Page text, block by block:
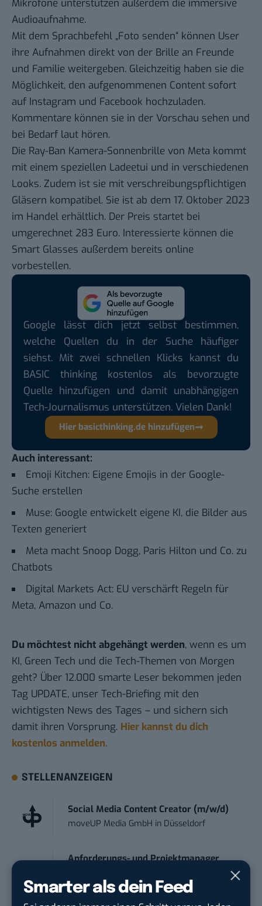
Smarter als dein Feed
Mikrofone unterstützen außerdem die immersive
Audioaufnahme.
Mit dem Sprachbefehl „Foto senden“ können User
ihre Aufnahmen direkt von der Brille an Freunde
und Familie weitergeben. Gleichzeitig haben sie die
Möglichkeit, den aufgenommenen Content sofort
auf Instagram und Facebook hochzuladen.
Kommentare können sie in der Vorschau sehen und
bei Bedarf laut hören.
Die Ray-Ban Kamera-Sonnenbrille von Meta kommt
mit einem speziellen Ladeetui und in verschiedenen
Looks. Zudem ist sie mit verschreibungspflichtigen
Gläsern kompatibel. Sie ist ab dem 17. Oktober 2023
im Handel erhältlich. Der Preis startet bei
umgerechnet 283 Euro. Interessierte können die
Smart Glasses außerdem bereits online
vorbestellen.
Google lässt dich jetzt selbst bestimmen,
welche Quellen du in der Suche häufiger
siehst. Mit zwei schnellen Klicks kannst du
BASIC thinking kostenlos als bevorzugte
Quelle hinzufügen und damit unabhängigen
Tech-Journalismus unterstützen. Vielen Dank!
Hier basicthinking.de hinzufügen
Auch interessant:
Emoji Kitchen: Eigene Emojis in der Google-
Suche erstellen
Muse: Google entwickelt eigene KI, die Bilder aus
Texten generiert
Meta macht Snoop Dogg, Paris Hilton und Co. zu
Chatbots
Digital Markets Act: EU verschärft Regeln für
Meta, Amazon und Co.
Du möchtest nicht abgehängt werden, wenn es um
KI, Green Tech und die Tech-Themen von Morgen
geht? Über 12.000 smarte Leser bekommen jeden
Tag UPDATE, unser Tech-Briefing mit den
wichtigsten News des Tages – und sichern sich
damit ihren Vorsprung. Hier kannst du dich
kostenlos anmelden.
STELLENANZEIGEN
Social Media Content Creator (m/w/d)
moveUP Media GmbH in Düsseldorf
Anforderungs- und Projektmanager
trendtours Holding GmbHinEschborn